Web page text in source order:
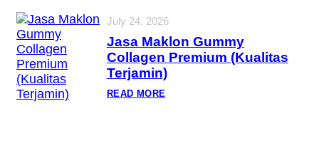
July 24, 2026
Jasa Maklon Gummy
Collagen Premium (Kualitas
Terjamin)
READ MORE